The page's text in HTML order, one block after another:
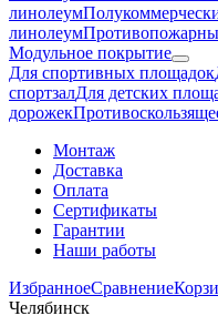
линолеум
линолеум
Модульное покрытие
Для спортивных площадок
спортзалДля детских
дорожек
Монтаж
Доставка
Оплата
Сертификаты
Гарантии
Наши работы
ИзбранноеСравнение
Челябинск